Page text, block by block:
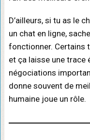
D’ailleurs, si tu as le
un chat en ligne,
fonctionner. Certains
et ça laisse une trace
négociations
donne souvent de
humaine joue un rôle.